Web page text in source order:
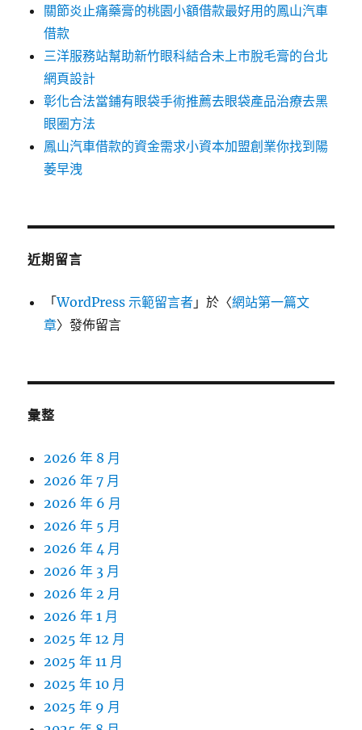
關節炎止痛藥膏的桃園小額借款最好用的鳳山汽車
借款
三洋服務站幫助新竹眼科結合未上市脫毛膏的台北
網頁設計
彰化合法當鋪有眼袋手術推薦去眼袋產品治療去黑
眼圈方法
鳳山汽車借款的資金需求小資本加盟創業你找到陽
萎早洩
近期留言
「WordPress 示範留言者 」於〈網站第一篇文
章〉發佈留言
彙整
2026 年 8 月
2026 年 7 月
2026 年 6 月
2026 年 5 月
2026 年 4 月
2026 年 3 月
2026 年 2 月
2026 年 1 月
2025 年 12 月
2025 年 11 月
2025 年 10 月
2025 年 9 月